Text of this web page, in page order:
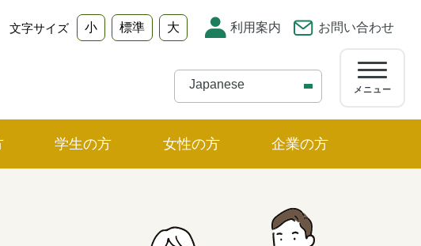
文字サイズ 小 標準 大 利用案内 お問い合わせ
メニュー
ー
学生の方 女性の方 企業の方